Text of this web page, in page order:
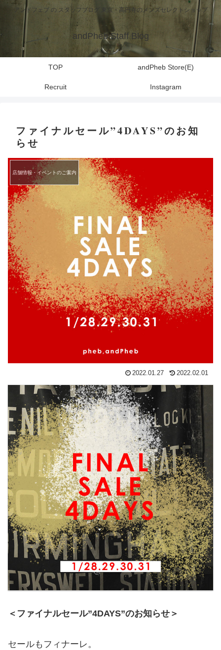
アンドフェブ の スタッフブログ 東京・高円寺のメンズセレクトショップ
andPheb Staff Blog
TOP andPheb Store(E)
Recruit Instagram
ファイナルセール”4DAYS”のお知
らせ
店舗情報・イベントのご案内
2022.01.27 2022.02.01
＜ファイナルセール”4DAYS”のお知らせ＞
セールもフィナーレ。